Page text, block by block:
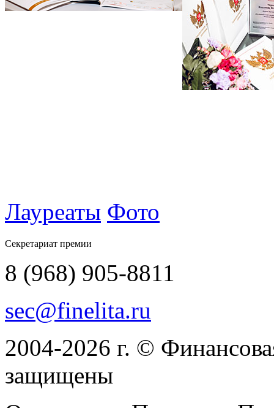
Лауреаты Фото
Секретариат премии
8 (968) 905-8811
sec@finelita.ru
2004-2026 г. ©
защищены